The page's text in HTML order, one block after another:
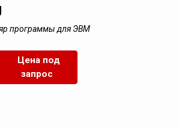
программы для ЭВМ
Цена под
запрос